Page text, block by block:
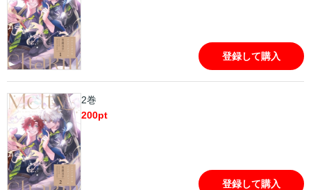
魔法も正反対で相性最悪・・・・・・こんなやつと同部屋のバディ
生活やっていけんのか！？ 【ミステリアスな孤高の一匹狼×天真爛
漫な元気ワンコ】のもふもふケンカップルバディBLスタート！！
登録して購入
2巻
200pt
登録して購入